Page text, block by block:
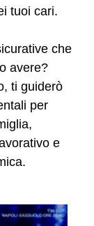
tuoi cari.
che
avere?
ti guiderò
per
e